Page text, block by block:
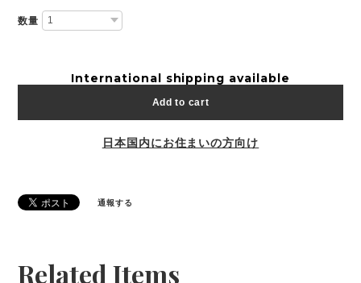
数量
International shipping available
Add to cart
日本国内にお住まいの方向け
通報する
Related Items